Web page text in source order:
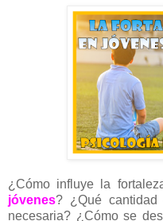
¿Cómo influye la
jóvenes? ¿Qué
necesaria? ¿Cómo se